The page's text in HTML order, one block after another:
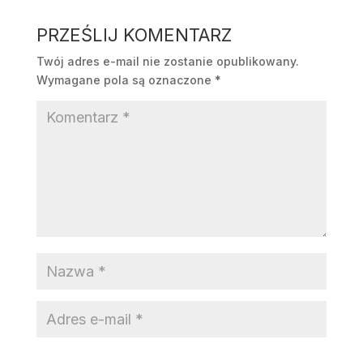
PRZEŚLIJ KOMENTARZ
Twój adres e-mail nie zostanie opublikowany.
Wymagane pola są oznaczone *